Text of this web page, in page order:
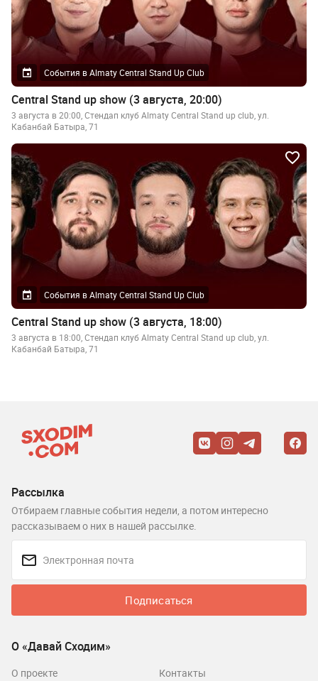
События в Almaty Central Stand Up Club
Central Stand up show (3 августа, 20:00)
3 августа в 20:00, Стендап клуб Almaty Central Stand up club, ул.
Кабанбай Батыра, 71
События в Almaty Central Stand Up Club
Central Stand up show (3 августа, 18:00)
3 августа в 18:00, Стендап клуб Almaty Central Stand up club, ул.
Кабанбай Батыра, 71
Рассылка
Отбираем главные события недели, а потом интересно
рассказываем о них в нашей рассылке.
Подписаться
О «Давай Сходим»
О проекте Контакты